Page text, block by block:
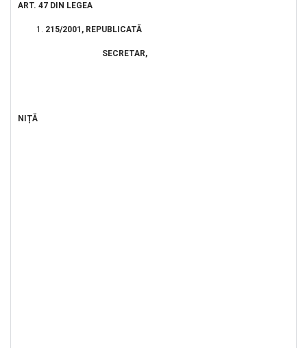
ART. 47 DIN LEGEA
215/2001, REPUBLICATĂ
SECRETAR,
NIȚĂ